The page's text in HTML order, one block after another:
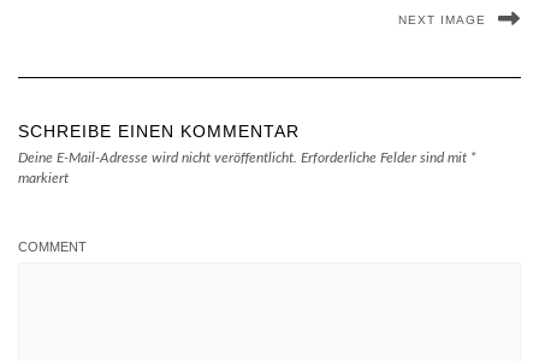
NEXT IMAGE
SCHREIBE EINEN KOMMENTAR
Deine E-Mail-Adresse wird nicht veröffentlicht. Erforderliche Felder sind mit *
markiert
COMMENT